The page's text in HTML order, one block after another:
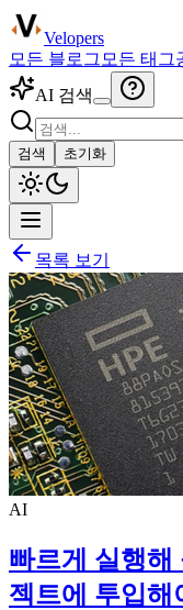
Velopers
모든 블로그 모든 태그
AI 검색
검색 초기화
목록 보기
AI
빠르게 실행해
젝트에 투입해